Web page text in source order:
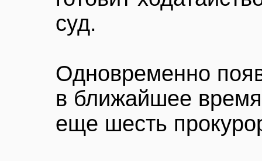
суд.
Одновременно
в ближайшее
еще шесть